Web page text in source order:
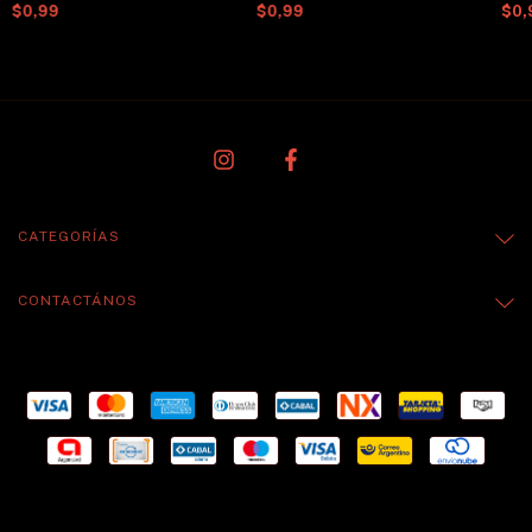
$0,99 $0,99
CATEGORÍAS
CONTACTÁNOS